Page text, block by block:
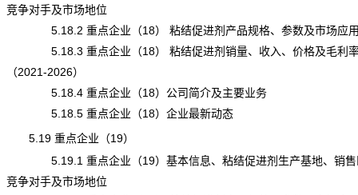
竞争对手及市场地位
5.18.2 重点企业（18） 粘结促进剂产品规格、参数及市场应
5.18.3 重点企业（18） 粘结促进剂销量、收入、价格及毛利
（2021-2026）
5.18.4 重点企业（18）公司简介及主要业务
5.18.5 重点企业（18）企业最新动态
5.19 重点企业（19）
5.19.1 重点企业（19）基本信息、粘结促进剂生产基地、销售
竞争对手及市场地位